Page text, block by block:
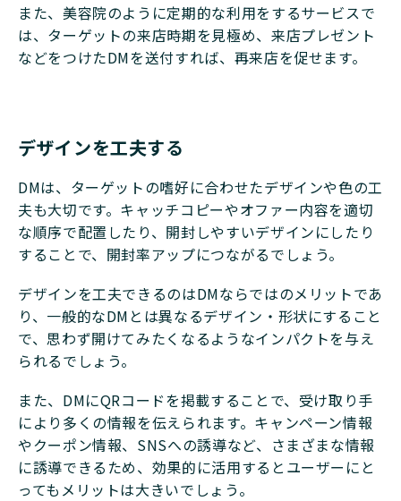
また、美容院のように定期的な利用をするサービスで
は、ターゲットの来店時期を見極め、来店プレゼント
などをつけたDMを送付すれば、再来店を促せます。
デザインを工夫する
DMは、ターゲットの嗜好に合わせたデザインや色の工
夫も大切です。キャッチコピーやオファー内容を適切
な順序で配置したり、開封しやすいデザインにしたり
することで、開封率アップにつながるでしょう。
デザインを工夫できるのはDMならではのメリットであ
り、一般的なDMとは異なるデザイン・形状にすること
で、思わず開けてみたくなるようなインパクトを与え
られるでしょう。
また、DMにQRコードを掲載することで、受け取り手
により多くの情報を伝えられます。キャンペーン情報
やクーポン情報、SNSへの誘導など、さまざまな情報
に誘導できるため、効果的に活用するとユーザーにと
ってもメリットは大きいでしょう。